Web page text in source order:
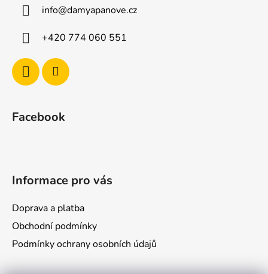
info@damyapanove.cz
+420 774 060 551
Facebook
Informace pro vás
Doprava a platba
Obchodní podmínky
Podmínky ochrany osobních údajů